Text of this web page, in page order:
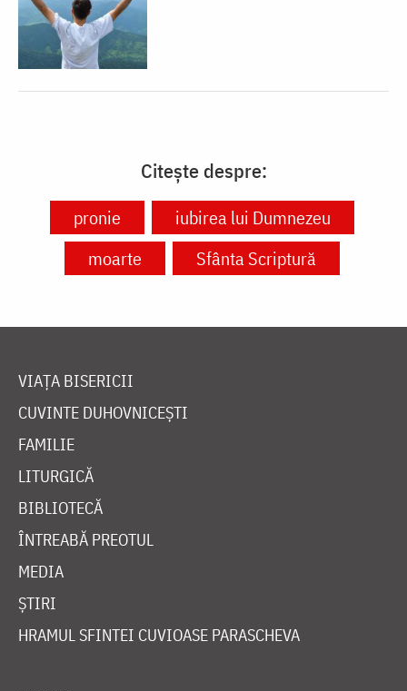
Citește despre:
pronie
iubirea lui Dumnezeu
moarte
Sfânta Scriptură
VIAȚA BISERICII
CUVINTE DUHOVNICEȘTI
FAMILIE
LITURGICĂ
BIBLIOTECĂ
ÎNTREABĂ PREOTUL
MEDIA
ȘTIRI
HRAMUL SFINTEI CUVIOASE PARASCHEVA